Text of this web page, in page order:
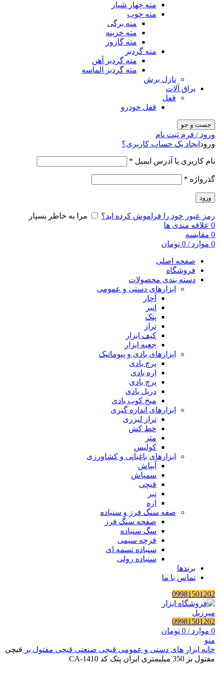
مته چهار شیار
مته چوب
مته برگی
مته خزینه
مته گازور
مته گردبر
مته گردبر آهن
مته گردبر الماسه
نازل برش
یراق آلات
قفل
قفل خودرو
جست و جو
ورود / فرم ثبت نام
ورود ایجاد یک حساب کاربری؟
نام کاربری یا آدرس ایمیل *
گذرواژه *
ورود
رمز عبور خود را فراموش کرده اید؟
مرا به خاطر بسپار
0 علاقه مندی ها
0 مقایسه
0 موارد /
0 تومان
صفحه اصلی
فروشگاه
دسته بندی محصولات
ابزارهای دستی و عمومی
آچار
انبر
پتک
تراز
کیف ابزار
جعبه ابزار
ابزارهای بادی و پنوماتیک
پرچ بادی
اره بادی
پرچ بادی
دریل بادی
میخ کوب بادی
ابزارهای اندازه گیری
تراز لیزری
خط کش
متر
کولیس
ابزارهای باغبانی و کشاورزی
آبپاش
سمپاش
قیچی
تبر
اره
صفه سنگ فرز و سنباده
صفحه سنگ فرز
سگ سنباده
فرچه سیمی
سنباده تسمه ای
سنباده رولی
برندها
تماس با ما
09981501202
09981501202
0 موارد /
0 تومان
منو
خانه ابزار های دستی و عمومی قیچی صنعتی قیچی مفتول بر قیچی
مفتول بر 350 میلیمتری ایران پتک کد CA-1410